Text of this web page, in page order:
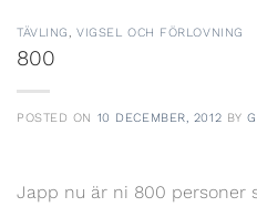
TÄVLING,VIGSEL OCH FÖRLOVNING
800
POSTED ON 10 DECEMBER, 2012 BY
Japp nu är ni 800 personer